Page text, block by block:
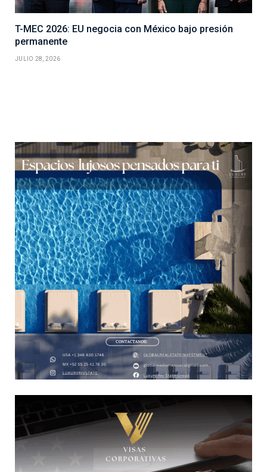
T-MEC 2026: EU negocia con México bajo presión
permanente
JULIO 28, 2026